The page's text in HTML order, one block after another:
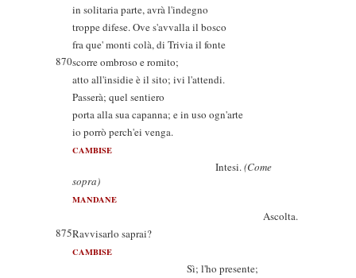
in solitaria parte, avrà l'indegno
troppe difese. Ove s'avvalla il bosco
fra que' monti colà, di Trivia il fonte
870scorre ombroso e romito;
atto all'insidie è il sito; ivi l'attendi.
Passerà; quel sentiero
porta alla sua capanna; e in uso ogn'arte
io porrò perch'ei venga.
CAMBISE
Intesi.(Come
sopra)
MANDANE
Ascolta.
875Ravvisarlo saprai?
CAMBISE
Sì; l'ho presente;